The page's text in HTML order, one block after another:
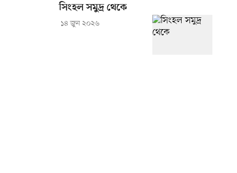
সিংহল সমুদ্র থেকে
১৪ জুন ২০২৬